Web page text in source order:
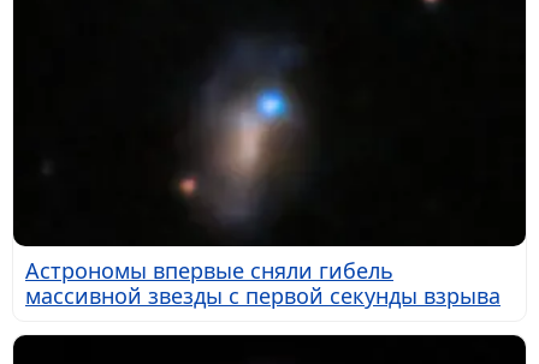
Астрономы впервые сняли гибель
массивной звезды с первой секунды взрыва